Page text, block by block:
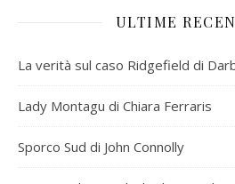
ULTIME
La verità sul caso Ridgefield di
Lady Montagu di Chiara Ferraris
Sporco Sud di John Connolly